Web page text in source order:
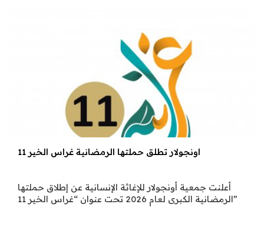
اونجولار تطلق حملتها الرمضانية غراس الخير 11
أعلنت جمعية أونجولار للإغاثة الإنسانية عن إطلاق حملتها
الرمضانية الكبرى لعام 2026 تحت عنوان “غراس الخير 11”